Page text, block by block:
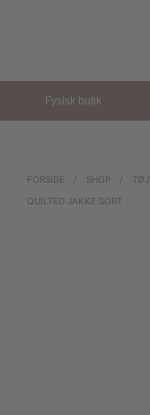
Fysisk butik
FORSIDE / SHOP / TØJ
QUILTED JAKKE SORT